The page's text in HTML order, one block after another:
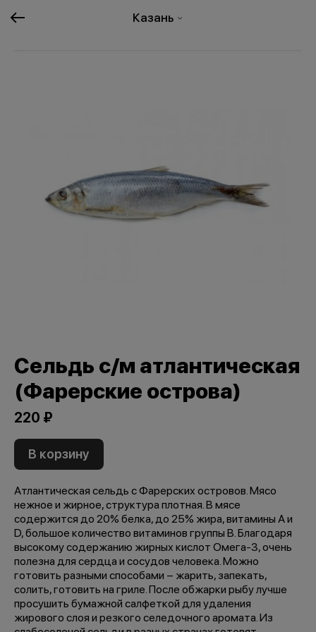
Казань
Сельдь с/м атлантическая
(Фарерские острова)
220 ₽
В корзину
Атлантическая сельдь с Фарерских островов. Мясо
нежное и жирное, структура плотная. В мясе
содержится до 20% белка, до 25% жира, витамины А и
D, большое количество витаминов группы B. Благодаря
высокому содержанию жирных кислот Омега-3, очень
полезна для сердца и сосудов человека. Можно
готовить разными способами − жарить, запекать,
солить, готовить на гриле. После обжарки рыбу лучше
просушить бумажной салфеткой для удаления
жирового слоя и резкого селедочного аромата. Из